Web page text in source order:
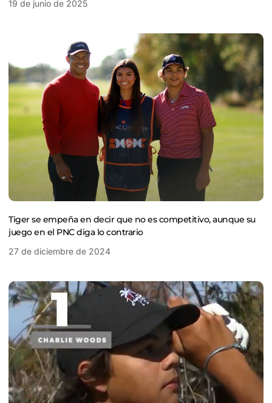
19 de junio de 2025
Tiger se empeña en decir que no es competitivo, aunque su
juego en el PNC diga lo contrario
27 de diciembre de 2024